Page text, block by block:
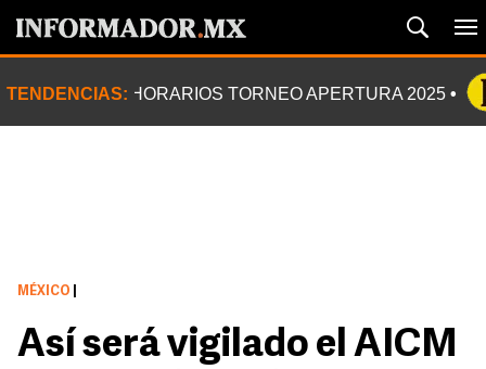
TENDENCIAS: HORARIOS TORNEO APERTURA 2025
MÉXICO
Así será vigilado el AICM